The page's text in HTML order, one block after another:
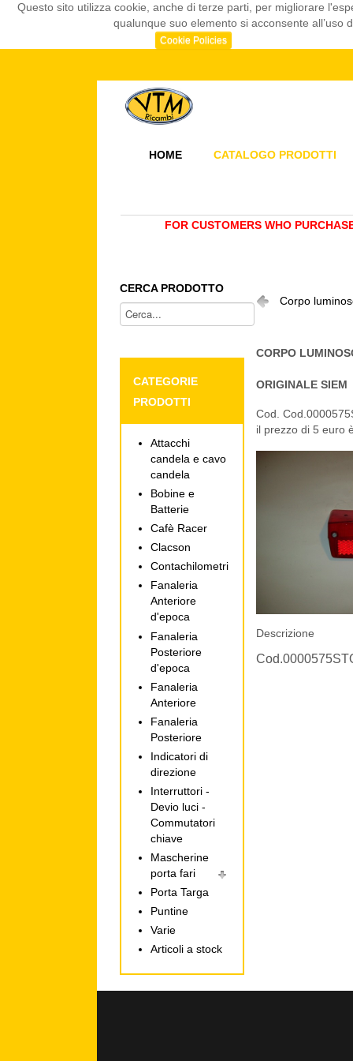
Questo sito utilizza cookie, anche di terze parti, per migliorare
qualunque suo elemento si acconsente all’uso
Cookie Policies
HOME CATALOGO PRODOTTI
FOR CUSTOMERS WHO
Corpo
CORPO
ORIGINALE SIEM
Cod.
il prezzo di 5 euro
Descrizione
CERCA PRODOTTO
CATEGORIE
PRODOTTI
Attacchi
candela e cavo
candela
Bobine e
Batterie
Cafè Racer
Clacson
Contachilometri
Fanaleria
Anteriore
d'epoca
Fanaleria
Posteriore
d'epoca
Fanaleria
Anteriore
Fanaleria
Posteriore
Indicatori di
direzione
Interruttori -
Devio luci -
Commutatori
chiave
Mascherine
porta fari
Porta Targa
Puntine
Varie
Articoli a stock